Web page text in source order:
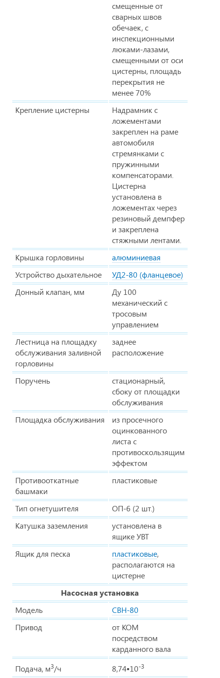
смещенные от
сварных швов
обечаек, с
инспекционными
люками-лазами,
смещенными от оси
цистерны, площадь
перекрытия не
менее 70%
Крепление цистерны
Надрамник с
ложементами
закреплен на раме
автомобиля
стремянками с
пружинными
компенсаторами.
Цистерна
установлена в
ложементах через
резиновый демпфер
и закреплена
стяжными лентами.
Крышка горловины
алюминиевая
Устройство дыхательное
УД2-80 (фланцевое)
Донный клапан, мм
Ду 100
механический с
тросовым
управлением
Лестница на площадку
обслуживания заливной
горловины
заднее
расположение
Поручень
стационарный,
сбоку от площадки
обслуживания
Площадка обслуживания
из просечного
оцинкованного
листа с
противоскользящим
эффектом
Противооткатные
башмаки
пластиковые
Тип огнетушителя
ОП-6 (2 шт.)
Катушка заземления
установлена в
ящике УВТ
Ящик для песка
пластиковые,
располагаются на
цистерне
Насосная установка
Модель
СВН-80
Привод
от КОМ
посредством
карданного вала
Подача, м3/ч 8,74▪10-3